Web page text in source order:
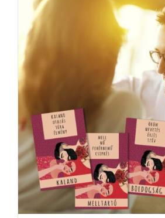
KOSÁRBA TESZEM
RÉSZLETEK